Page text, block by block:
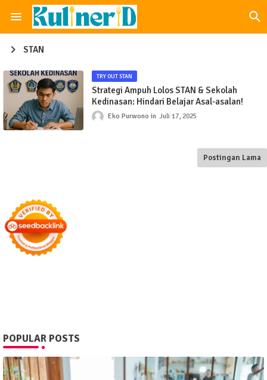
STAN
TRY OUT STAN
Strategi Ampuh Lolos STAN & Sekolah
Kedinasan: Hindari Belajar Asal-asalan!
Eko Purwono Juli 17, 2025
Postingan Lama
POPULAR POSTS